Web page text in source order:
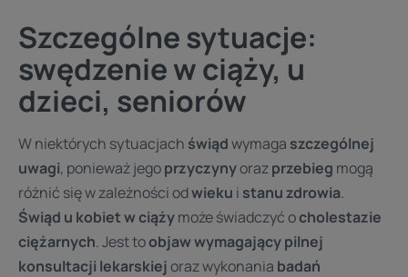
Szczególne sytuacje:
swędzenie w ciąży, u
dzieci, seniorów
W niektórych sytuacjach świądwymaga szczególnej
uwagi, ponieważ jegoprzyczynyorazprzebieg mogą
różnić się w zależności odwieku i stanu zdrowia.
Świąd u kobiet w ciążymoże świadczyć ocholestazie
ciężarnych. Jest toobjaw wymagający pilnej
konsultacji lekarskiejoraz wykonania badań